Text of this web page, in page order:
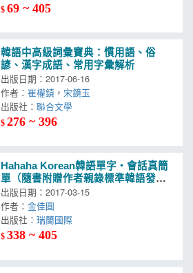
$69 ~ 405
韓語中高級詞彙寶典：慣用語、俗
諺、漢字成語、常用字彙解析
出版日期：2017-06-16
作者：崔權鎮 ， 宋鏡玉
出版社：
$276 ~ 396
Hahaha Korean韓語單字‧會話真簡
單（隨書附贈作者親錄標準韓語發音
＋朗讀MP3）
出版日期：2017-03-15
作者：金佳圓
出版社：
$338 ~ 405